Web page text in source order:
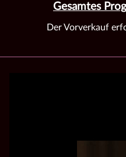
Gesamtes
Der Vorverkauf